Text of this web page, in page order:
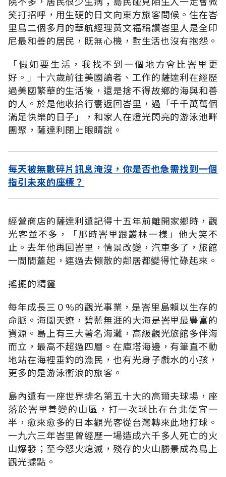
笑打招呼，用生硬的日文向東方旅客問候。住在峇
里島二個多月的華航經理黃文福稱讚峇里人是全印
尼最和善的居民，既無心機，對生活也沒有抱怨。
「假如要生活，我找不到一個地方會比峇里更
好。」十六歲前往美國讀者、工作的薩達利在經歷
過美國繁華的生活後，還是捨不得故鄉的海與和善
的人。於是他收拾行囊返回峇里，過「千千萬萬個
滿足快樂的日子」，和家人在燈光閃亮的游泳池畔
團聚，薩達利閉上眼睛說。
每天被無數碎片訊息淹沒，你是否也急需找到一個
指引未來的座標？
經營商店的薩達利還記得十五年前離開家鄉時，觀
光客並不多，「那時峇里跟叢林一樣」他大笑不
止。去年他再回峇里，情景改變，汽車多了，旅館
一間間蓋起，連過去懶散的鄰居都變得忙碌起來。
搖擺的精靈
每年成長三０%的觀光事業，是峇里島賴以生存的
命脈。海闊天遼，碧藍無涯的大海是峇里最豐富的
資源。島上有三大著名海灘，高級觀光旅館多伴海
而立，最高不超過四層。在庫塔海邊，有筆直不動
地站在海裡垂釣的漁民，也有光身子戲水的小孩，
更多的是游泳衝浪的旅客。
島內還有一座世界排名第五十大的高爾夫球場，座
落於峇里善變的山區，打一次球比在台北便宜一
半，愈來愈多的日本觀光客從台灣轉來此地打球。
一九六三年峇里曾經歷一場造成六千多人死亡的火
山爆發；至今怒火熄滅，殘存的火山勝景成為島上
觀光據點。